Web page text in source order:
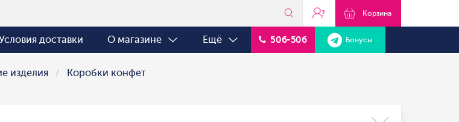
? Корзина
доставки О магазине Ещё 506-506 Бонусы
изделия Коробки конфет